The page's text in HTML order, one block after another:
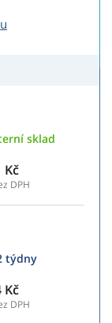
sklad
Kč
DPH
týdny
Kč
DPH